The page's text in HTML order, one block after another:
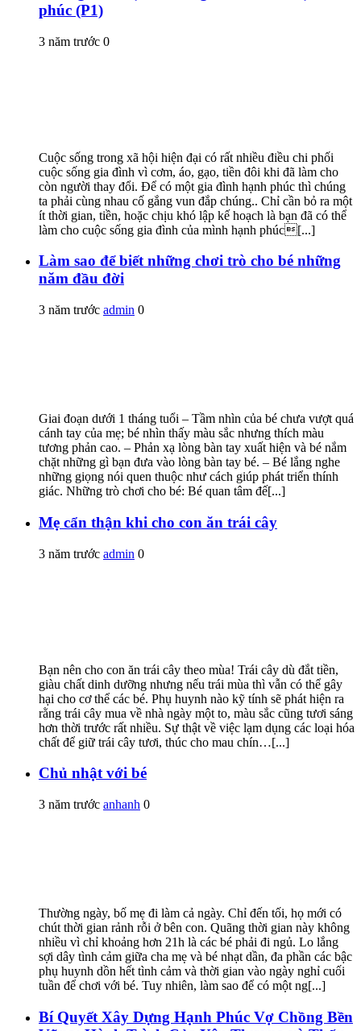
phúc (P1)
3 năm trước 0
Cuộc sống trong xã hội hiện đại có rất nhiều điều chi phối
cuộc sống gia đình vì cơm, áo, gạo, tiền đôi khi đã làm cho
còn người thay đổi. Để có một gia đình hạnh phúc thì chúng
ta phải cùng nhau cố gắng vun đắp chúng.. Chỉ cần bỏ ra một
ít thời gian, tiền, hoặc chịu khó lập kế hoạch là bạn đã có thể
làm cho cuộc sống gia đình của mình hạnh phúc[...]
Làm sao để biết những chơi trò cho bé những
năm đầu đời
3 năm trước admin 0
Giai đoạn dưới 1 tháng tuổi – Tầm nhìn của bé chưa vượt quá
cánh tay của mẹ; bé nhìn thấy màu sắc nhưng thích màu
tương phản cao. – Phản xạ lòng bàn tay xuất hiện và bé nắm
chặt những gì bạn đưa vào lòng bàn tay bé. – Bé lắng nghe
những giọng nói quen thuộc như cách giúp phát triển thính
giác. Những trò chơi cho bé: Bé quan tâm đế[...]
Mẹ cẩn thận khi cho con ăn trái cây
3 năm trước admin 0
Bạn nên cho con ăn trái cây theo mùa! Trái cây dù đắt tiền,
giàu chất dinh dưỡng nhưng nếu trái mùa thì vẫn có thể gây
hại cho cơ thể các bé. Phụ huynh nào kỹ tính sẽ phát hiện ra
rằng trái cây mua về nhà ngày một to, màu sắc cũng tươi sáng
hơn thời trước rất nhiều. Sự thật về việc lạm dụng các loại hóa
chất để giữ trái cây tươi, thúc cho mau chín…[...]
Chủ nhật với bé
3 năm trước anhanh 0
Thường ngày, bố mẹ đi làm cả ngày. Chỉ đến tối, họ mới có
chút thời gian rảnh rỗi ở bên con. Quãng thời gian này không
nhiều vì chỉ khoảng hơn 21h là các bé phải đi ngủ. Lo lắng
sợi dây tình cảm giữa cha mẹ và bé nhạt dần, đa phần các bậc
phụ huynh dồn hết tình cảm và thời gian vào ngày nghỉ cuối
tuần để chơi với bé. Tuy nhiên, làm sao để có một ng[...]
Bí Quyết Xây Dựng Hạnh Phúc Vợ Chồng Bền